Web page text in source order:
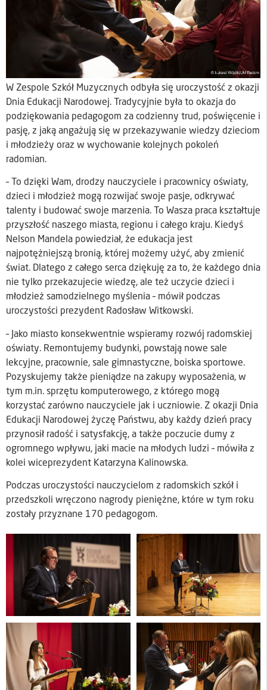
W Zespole Szkół Muzycznych odbyła się uroczystość z okazji
Dnia Edukacji Narodowej. Tradycyjnie była to okazja do
podziękowania pedagogom za codzienny trud, poświęcenie i
pasję, z jaką angażują się w przekazywanie wiedzy dzieciom
i młodzieży oraz w wychowanie kolejnych pokoleń
radomian.
– To dzięki Wam, drodzy nauczyciele i pracownicy oświaty,
dzieci i młodzież mogą rozwijać swoje pasje, odkrywać
talenty i budować swoje marzenia. To Wasza praca kształtuje
przyszłość naszego miasta, regionu i całego kraju. Kiedyś
Nelson Mandela powiedział, że edukacja jest
najpotężniejszą bronią, której możemy użyć, aby zmienić
świat. Dlatego z całego serca dziękuję za to, że każdego dnia
nie tylko przekazujecie wiedzę, ale też uczycie dzieci i
młodzież samodzielnego myślenia – mówił podczas
uroczystości prezydent Radosław Witkowski.
– Jako miasto konsekwentnie wspieramy rozwój radomskiej
oświaty. Remontujemy budynki, powstają nowe sale
lekcyjne, pracownie, sale gimnastyczne, boiska sportowe.
Pozyskujemy także pieniądze na zakupy wyposażenia, w
tym m.in. sprzętu komputerowego, z którego mogą
korzystać zarówno nauczyciele jak i uczniowie. Z okazji Dnia
Edukacji Narodowej życzę Państwu, aby każdy dzień pracy
przynosił radość i satysfakcję, a także poczucie dumy z
ogromnego wpływu, jaki macie na młodych ludzi – mówiła z
kolei wiceprezydent Katarzyna Kalinowska.
Podczas uroczystości nauczycielom z radomskich szkół i
przedszkoli wręczono nagrody pieniężne, które w tym roku
zostały przyznane 170 pedagogom.